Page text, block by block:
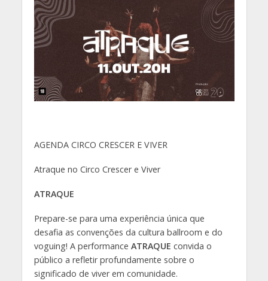
AGENDA CIRCO CRESCER E VIVER
Atraque no Circo Crescer e Viver
ATRAQUE
Prepare-se para uma experiência única que
desafia as convenções da cultura ballroom e do
voguing! A performance ATRAQUE convida o
público a refletir profundamente sobre o
significado de viver em comunidade.